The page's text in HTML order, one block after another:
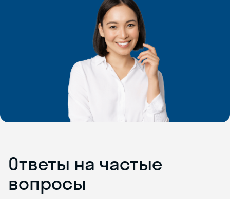
Ответы на частые
вопросы